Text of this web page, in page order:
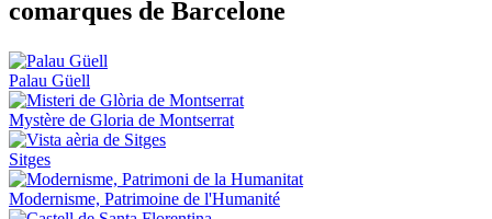
comarques de Barcelone
Palau Güell
Mystère de Gloria de Montserrat
Sitges
Modernisme, Patrimoine de l'Humanité